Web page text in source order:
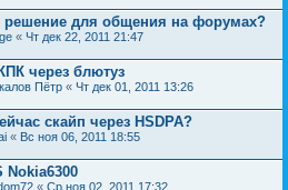
решение для общения на форумах?
« Чт дек 22, 2011 21:47
через блютуз
Пётр « Чт дек 01, 2011 13:26
скайп через HSDPA?
« Вс ноя 06, 2011 18:55
Nokia6300
« Ср ноя 02, 2011 17:32